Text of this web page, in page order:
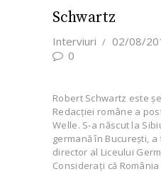
Schwartz
Interviuri 02/08/
0
Robert Schwartz este
Redacției române a
Welle. S-a născut la
germană în București,
director al Liceului
Consideraţi că